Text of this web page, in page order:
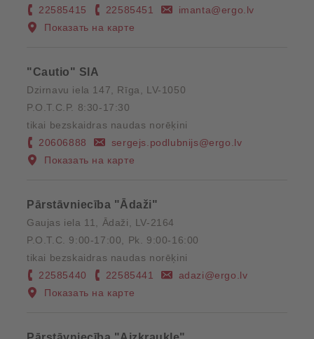
22585415 22585451
imanta@ergo.lv
Показать на карте
"Cautio" SIA
Dzirnavu iela 147, Rīga, LV-1050
P.O.T.C.P. 8:30-17:30
tikai bezskaidras naudas norēķini
20606888
sergejs.podlubnijs@ergo.lv
Показать на карте
Pārstāvniecība "Ādaži"
Gaujas iela 11, Ādaži, LV-2164
P.O.T.C. 9:00-17:00, Pk. 9:00-16:00
tikai bezskaidras naudas norēķini
22585440
22585441
adazi@ergo.lv
Показать на карте